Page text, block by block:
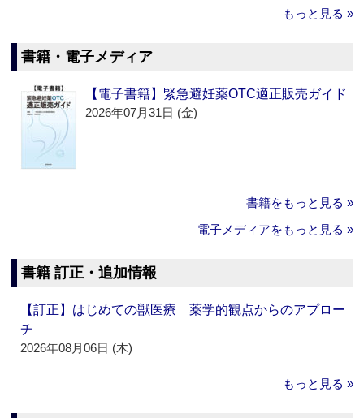
もっと見る »
書籍・電子メディア
【電子書籍】緊急避妊薬OTC適正販売ガイド
2026年07月31日 (金)
書籍をもっと見る »
電子メディアをもっと見る »
書籍 訂正・追加情報
【訂正】はじめての獣医療 薬学的観点からのアプロー
チ
2026年08月06日 (木)
もっと見る »